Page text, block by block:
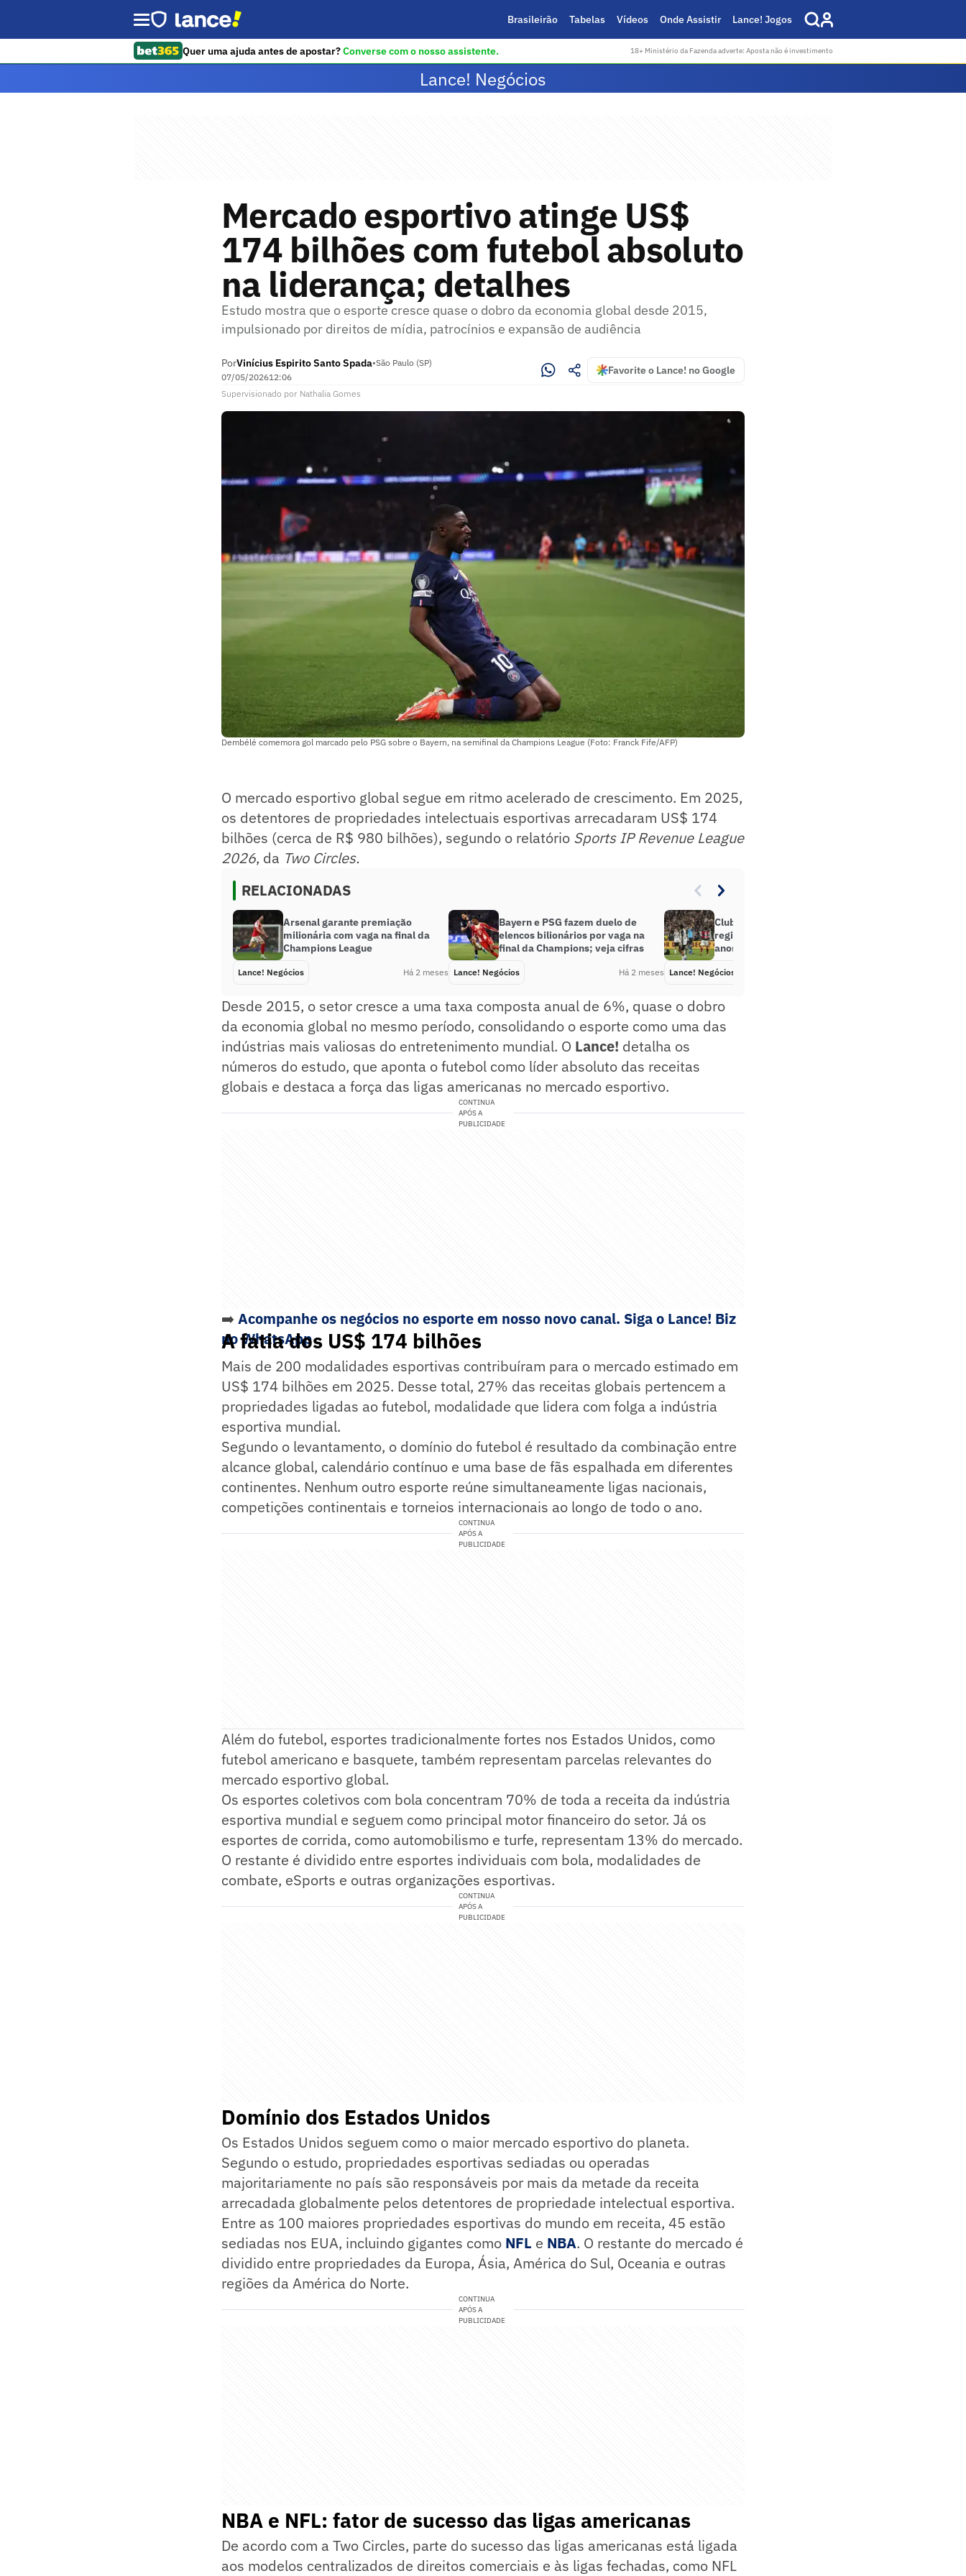
Brasileirão Tabelas Vídeos Onde Assistir Lance! Jogos
Quer uma ajuda antes de apostar?Converse com o nosso assistente. 18+ Ministério da Fazenda adverte: Aposta não é investimento
Lance! Negócios
Mercado esportivo atinge US$
174 bilhões com futebol absoluto
na liderança; detalhes
Estudo mostra que o esporte cresce quase o dobro da economia global desde 2015,
impulsionado por direitos de mídia, patrocínios e expansão de audiência
PorVinícius Espirito Santo Spada•São Paulo (SP)
07/05/202612:06
Favorite o Lance! no Google
Supervisionado por Nathalia Gomes
Dembélé comemora gol marcado pelo PSG sobre o Bayern, na semifinal da Champions League (Foto: Franck Fife/AFP)
O mercado esportivo global segue em ritmo acelerado de crescimento. Em 2025,
os detentores de propriedades intelectuais esportivas arrecadaram US$ 174
bilhões (cerca de R$ 980 bilhões), segundo o relatório Sports IP Revenue League
2026, da Two Circles.
RELACIONADAS
Arsenal garante premiação
milionária com vaga na final da
Champions League
Lance! Negócios Há 2 meses
Bayern e PSG fazem duelo de
elencos bilionários por vaga na
final da Champions; veja cifras
Lance! Negócios Há 2 meses
Clubes brasileiros de futebol
registram pior desempenho do
anos nas redes sociais
Lance! Negócios
Desde 2015, o setor cresce a uma taxa composta anual de 6%, quase o dobro
da economia global no mesmo período, consolidando o esporte como uma das
indústrias mais valiosas do entretenimento mundial. O Lance! detalha os
números do estudo, que aponta o futebol como líder absoluto das receitas
globais e destaca a força das ligas americanas no mercado esportivo.
CONTINUA
APÓS A
PUBLICIDADE
➡️ Acompanhe os negócios no esporte em nosso novo canal. Siga o Lance! Biz
no WhatsApp
A fatia dos US$ 174 bilhões
Mais de 200 modalidades esportivas contribuíram para o mercado estimado em
US$ 174 bilhões em 2025. Desse total, 27% das receitas globais pertencem a
propriedades ligadas ao futebol, modalidade que lidera com folga a indústria
esportiva mundial.
Segundo o levantamento, o domínio do futebol é resultado da combinação entre
alcance global, calendário contínuo e uma base de fãs espalhada em diferentes
continentes. Nenhum outro esporte reúne simultaneamente ligas nacionais,
competições continentais e torneios internacionais ao longo de todo o ano.
CONTINUA
APÓS A
PUBLICIDADE
Além do futebol, esportes tradicionalmente fortes nos Estados Unidos, como
futebol americano e basquete, também representam parcelas relevantes do
mercado esportivo global.
Os esportes coletivos com bola concentram 70% de toda a receita da indústria
esportiva mundial e seguem como principal motor financeiro do setor. Já os
esportes de corrida, como automobilismo e turfe, representam 13% do mercado.
O restante é dividido entre esportes individuais com bola, modalidades de
combate, eSports e outras organizações esportivas.
CONTINUA
APÓS A
PUBLICIDADE
Domínio dos Estados Unidos
Os Estados Unidos seguem como o maior mercado esportivo do planeta.
Segundo o estudo, propriedades esportivas sediadas ou operadas
majoritariamente no país são responsáveis por mais da metade da receita
arrecadada globalmente pelos detentores de propriedade intelectual esportiva.
Entre as 100 maiores propriedades esportivas do mundo em receita, 45 estão
sediadas nos EUA, incluindo gigantes como NFL e NBA. O restante do mercado é
dividido entre propriedades da Europa, Ásia, América do Sul, Oceania e outras
regiões da América do Norte.
CONTINUA
APÓS A
PUBLICIDADE
NBA e NFL: fator de sucesso das ligas americanas
De acordo com a Two Circles, parte do sucesso das ligas americanas está ligada
aos modelos centralizados de direitos comerciais e às ligas fechadas, como NFL